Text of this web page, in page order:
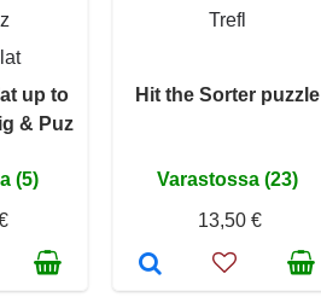
up to
& Puz
(5)
Trefl
Hit the Sorter puzzle
Varastossa (23)
13,50 €